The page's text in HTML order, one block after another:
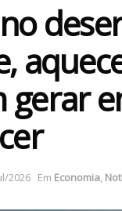
2026 Em Economia,